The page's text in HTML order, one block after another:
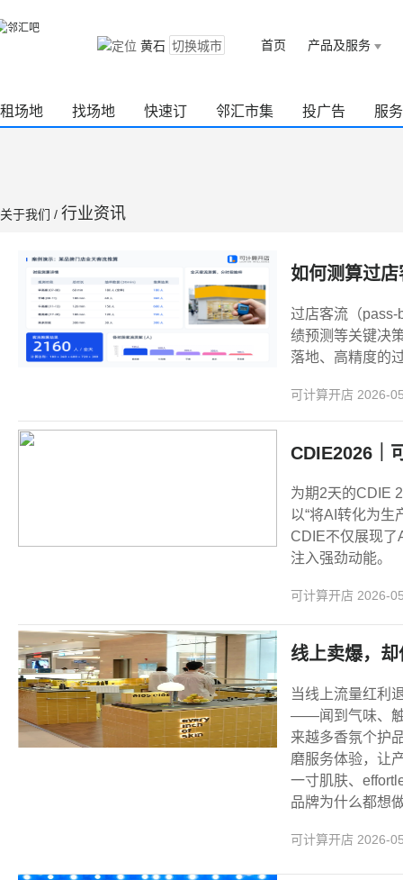
黄石 切换城市 首页 产品及服务
租场地 找场地 快速订 邻汇市集 投广告 服
关于我们 / 行业资讯
如何测算过
过店客流（pass-
绩预测等关键决
落地、高精度的
可计算开店 2026-
CDIE2026｜
为期2天的CDIE
以“将AI转化为
CDIE不仅展现了
注入强劲动能。
可计算开店 2026-
线上卖爆，
当线上流量红利
——闻到气味、触
来越多香氛个护
磨服务体验，让
一寸肌肤、
品牌为什么都想
可计算开店 2026-